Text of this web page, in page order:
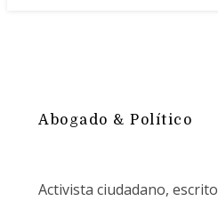
Abogado & Político
Activista ciudadano,